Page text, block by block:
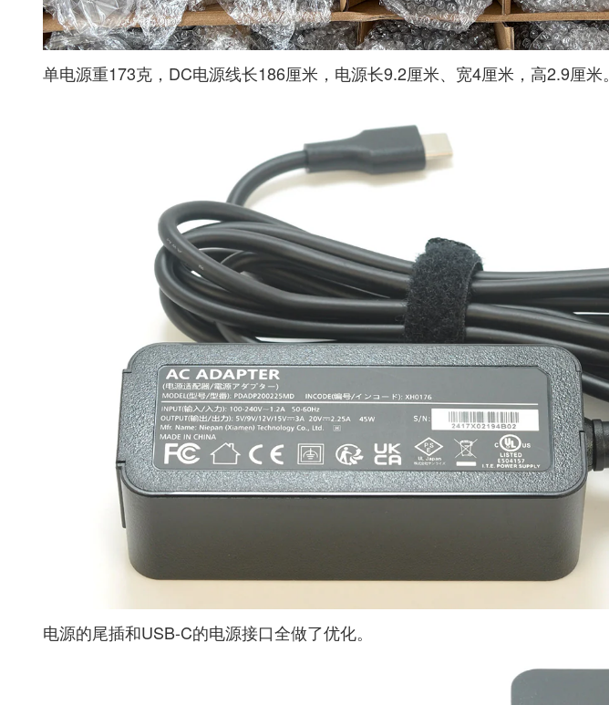
单电源重173克，DC电源线长186厘米，电源长9.2厘米、宽4厘米，高2.9厘米。
电源的尾插和USB-C的电源接口全做了优化。